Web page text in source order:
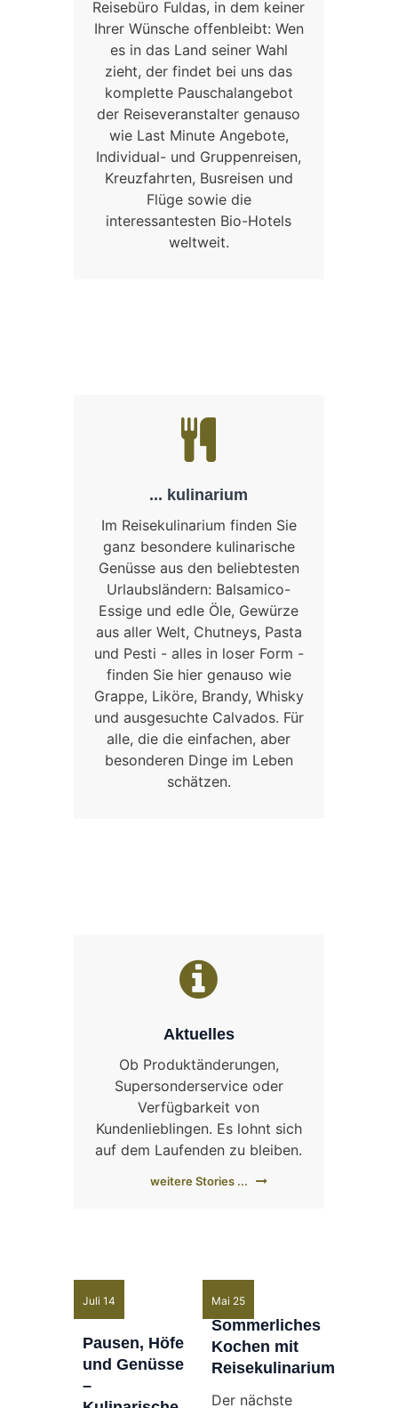
Reisebüro Fuldas, in dem keiner
Ihrer Wünsche offenbleibt: Wen
es in das Land seiner Wahl
zieht, der findet bei uns das
komplette Pauschalangebot
der Reiseveranstalter genauso
wie Last Minute Angebote,
Individual- und Gruppenreisen,
Kreuzfahrten, Busreisen und
Flüge sowie die
interessantesten Bio-Hotels
weltweit.
... kulinarium
Im Reisekulinarium finden Sie
ganz besondere kulinarische
Genüsse aus den beliebtesten
Urlaubsländern: Balsamico-
Essige und edle Öle, Gewürze
aus aller Welt, Chutneys, Pasta
und Pesti - alles in loser Form -
finden Sie hier genauso wie
Grappe, Liköre, Brandy, Whisky
und ausgesuchte Calvados. Für
alle, die die einfachen, aber
besonderen Dinge im Leben
schätzen.
Aktuelles
Ob Produktänderungen,
Supersonderservice oder
Verfügbarkeit von
Kundenlieblingen. Es lohnt sich
auf dem Laufenden zu bleiben.
weitere Stories ...
Juli 14
Pausen, Höfe
und Genüsse
–
Mai 25
Sommerliches
Kochen mit
Reisekulinarium
Der nächste